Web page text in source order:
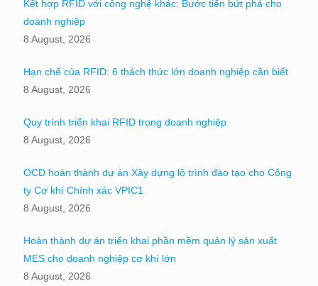
Kết hợp RFID với công nghệ khác: Bước tiến bứt phá cho
doanh nghiệp
8 August, 2026
Hạn chế của RFID: 6 thách thức lớn doanh nghiệp cần biết
8 August, 2026
Quy trình triển khai RFID trong doanh nghiệp
8 August, 2026
OCD hoàn thành dự án Xây dựng lộ trình đào tạo cho Công
ty Cơ khí Chính xác VPIC1
8 August, 2026
Hoàn thành dự án triển khai phần mềm quản lý sản xuất
MES cho doanh nghiệp cơ khí lớn
8 August, 2026